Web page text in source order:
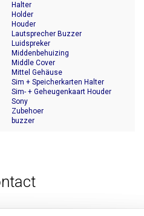
Halter
Holder
Houder
Lautsprecher Buzzer
Luidspreker
Middenbehuizing
Middle Cover
Mittel Gehäuse
Sim + Speicherkarten Halter
Sim- + Geheugenkaart Houder
Sony
Zubehoer
buzzer